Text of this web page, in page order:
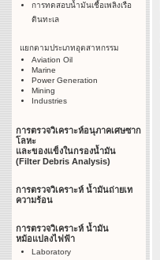
การทดสอบน้ำมันเชื้อเพลิงเรือ
ดินทะเล
แยกตามประเภทอุตสาหกรรม
Aviation Oil
Marine
Power Generation
Mining
Industries
การตรวจวิเคราะห์อนุภาคเศษซาก
โลหะ
และของแข็งในกรองน้ำมัน
(Filter Debris Analysis)
การตรวจวิเคราะห์ น้ำมันถ่ายเท
ความร้อน
การตรวจวิเคราะห์ น้ำมัน
หม้อแปลงไฟฟ้า
Laboratory